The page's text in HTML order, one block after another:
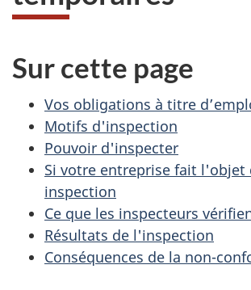
Sur cette page
Vos obligations à titre
Motifs d'inspection
Pouvoir d'inspecter
Si votre entreprise fait l'objet
inspection
Ce que les inspecteurs
Résultats de l'inspection
Conséquences de la non-